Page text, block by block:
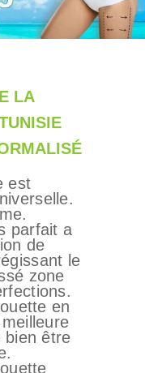
LA
est
parfait a
de
le
zone
en
bien être